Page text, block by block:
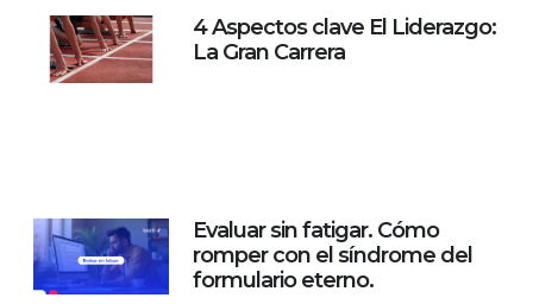
4 Aspectos clave El Liderazgo:
La Gran Carrera
Evaluar sin fatigar. Cómo
romper con el síndrome del
formulario eterno.